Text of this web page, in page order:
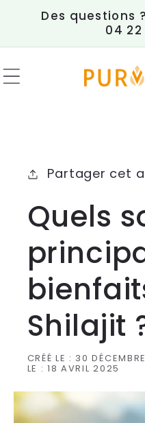
passer
contenu
Des questions
04 22
Partager cet
Quels
Shilajit
CRÉÉ LE : 30
LE : 18 AVRIL 2025